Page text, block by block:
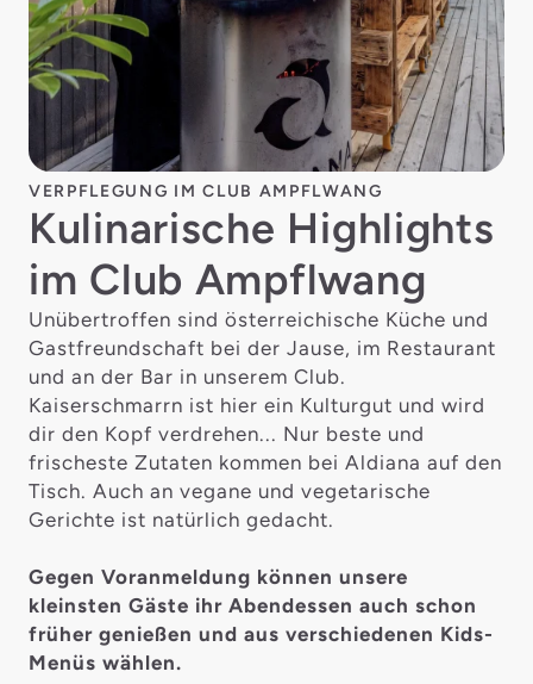
VERPFLEGUNG IM CLUB AMPFLWANG
Kulinarische Highlights
im Club Ampflwang
Unübertroffen sind österreichische Küche und
Gastfreundschaft bei der Jause, im Restaurant
und an der Bar in unserem Club.
Kaiserschmarrn ist hier ein Kulturgut und wird
dir den Kopf verdrehen... Nur beste und
frischeste Zutaten kommen bei Aldiana auf den
Tisch. Auch an vegane und vegetarische
Gerichte ist natürlich gedacht.
Gegen Voranmeldung können unsere
kleinsten Gäste ihr Abendessen auch schon
früher genießen und aus verschiedenen Kids-
Menüs wählen.